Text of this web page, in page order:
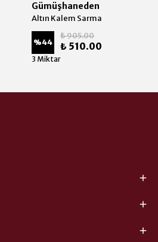
Gümüşhaneden
Altın Kalem Sarma
%44
₺ 905.00
₺ 510.00
3 Miktar